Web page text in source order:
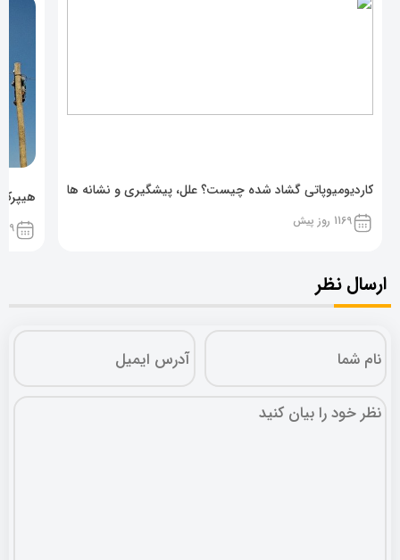
کاردیومیوپاتی گشاد شده چیست؟ علل، پیشگیری و نشانه ها
1169 روز پیش 1169
ارسال نظر